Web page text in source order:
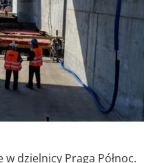
dzielnicy Praga Północ.